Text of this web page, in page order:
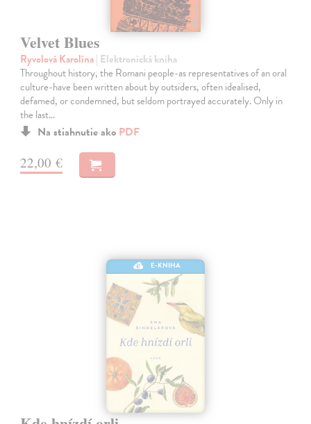
Velvet Blues
Ryvolová Karolína| Elektronická kniha
Throughout history, the Romani people-as representatives of an oral
culture-have been written about by outsiders, often idealised,
defamed, or condemned, but seldom portrayed accurately. Only in
the last…
Na stiahnutie ako PDF
22,00 €
E-KNIHA